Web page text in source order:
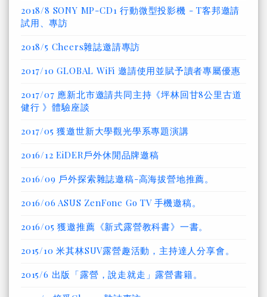
2018/8 SONY MP-CD1 行動微型投影機 - T客邦邀請
試用、專訪
2018/5 Cheers雜誌邀請專訪
2017/10 GLOBAL WiFi 邀請使用並賦予讀者專屬優惠
2017/07 應新北市邀請共同主持《坪林回甘8公里古道
健行 》體驗座談
2017/05 獲邀世新大學觀光學系專題演講
2016/12 EiDER戶外休閒品牌邀稿
2016/09 戶外探索雜誌邀稿-高海拔營地推薦。
2016/06 ASUS ZenFone Go TV 手機邀稿。
2016/05 獲邀推薦《新式露營教科書》一書。
2015/10 米其林SUV露營趣活動，主持達人分享會。
2015/6 出版「露營，說走就走」露營書籍。